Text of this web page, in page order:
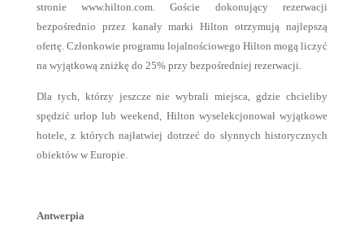
stronie www.hilton.com. Goście dokonujący rezerwacji
bezpośrednio przez kanały marki Hilton otrzymują najlepszą
ofertę. Członkowie programu lojalnościowego Hilton mogą liczyć
na wyjątkową zniżkę do 25% przy bezpośredniej rezerwacji.
Dla tych, którzy jeszcze nie wybrali miejsca, gdzie chcieliby
spędzić urlop lub weekend, Hilton wyselekcjonował wyjątkowe
hotele, z których najłatwiej dotrzeć do słynnych historycznych
obiektów w Europie.
Antwerpia